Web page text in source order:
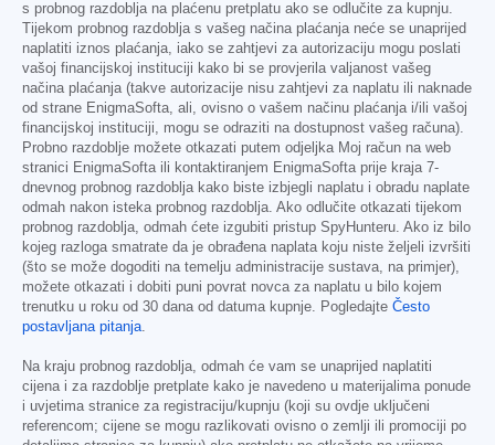
s probnog razdoblja na plaćenu pretplatu ako se odlučite za kupnju.
Tijekom probnog razdoblja s vašeg načina plaćanja neće se unaprijed
naplatiti iznos plaćanja, iako se zahtjevi za autorizaciju mogu poslati
vašoj financijskoj instituciji kako bi se provjerila valjanost vašeg
načina plaćanja (takve autorizacije nisu zahtjevi za naplatu ili naknade
od strane EnigmaSofta, ali, ovisno o vašem načinu plaćanja i/ili vašoj
financijskoj instituciji, mogu se odraziti na dostupnost vašeg računa).
Probno razdoblje možete otkazati putem odjeljka Moj račun na web
stranici EnigmaSofta ili kontaktiranjem EnigmaSofta prije kraja 7-
dnevnog probnog razdoblja kako biste izbjegli naplatu i obradu naplate
odmah nakon isteka probnog razdoblja. Ako odlučite otkazati tijekom
probnog razdoblja, odmah ćete izgubiti pristup SpyHunteru. Ako iz bilo
kojeg razloga smatrate da je obrađena naplata koju niste željeli izvršiti
(što se može dogoditi na temelju administracije sustava, na primjer),
možete otkazati i dobiti puni povrat novca za naplatu u bilo kojem
trenutku u roku od 30 dana od datuma kupnje. Pogledajte Često
postavljana pitanja.
Na kraju probnog razdoblja, odmah će vam se unaprijed naplatiti
cijena i za razdoblje pretplate kako je navedeno u materijalima ponude
i uvjetima stranice za registraciju/kupnju (koji su ovdje uključeni
referencom; cijene se mogu razlikovati ovisno o zemlji ili promociji po